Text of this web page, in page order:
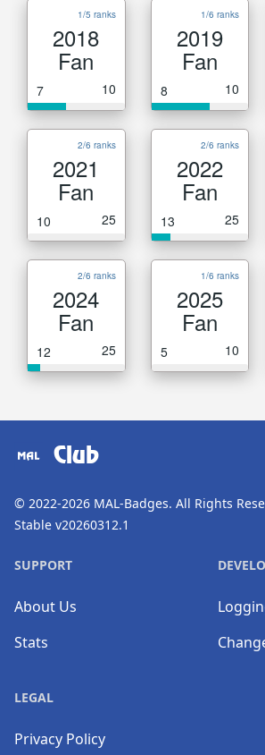
1/5 ranks
2018
Fan
7 10
1/6 ranks
2019
Fan
8 10
2/6 ranks
2021
Fan
10 25
2/6 ranks
2022
Fan
13 25
2/6 ranks
2024
Fan
12 25
1/6 ranks
2025
Fan
5 10
Club
© 2022-2026 MAL-Badges. All Rights
Stable v20260312.1
SUPPORT
About Us
Stats
LEGAL
Privacy Policy